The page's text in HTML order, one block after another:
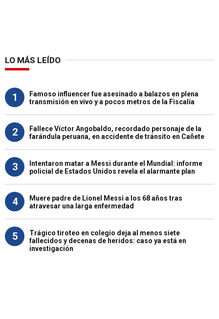
LO MÁS LEÍDO
1
Famoso influencer fue asesinado a balazos en plena
transmisión en vivo y a pocos metros de la Fiscalía
2
Fallece Víctor Angobaldo, recordado personaje de la
farándula peruana, en accidente de tránsito en Cañete
3
Intentaron matar a Messi durante el Mundial: informe
policial de Estados Unidos revela el alarmante plan
4
Muere padre de Lionel Messi a los 68 años tras
atravesar una larga enfermedad
5
Trágico tiroteo en colegio deja al menos siete
fallecidos y decenas de heridos: caso ya está en
investigación